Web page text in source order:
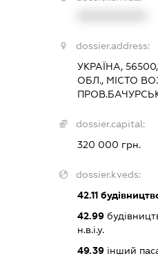
dossier.address:
УКРАЇНА,
ОБЛ., МІСТО
dossier.capital:
320 000 грн.
dossier.kveds:
42.11
42.99
н.в.і.у.
49.39інший